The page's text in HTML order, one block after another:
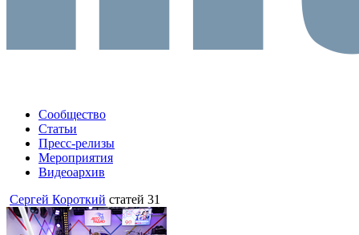
Сообщество
Статьи
Пресс-релизы
Мероприятия
Видеоархив
Сергей Короткий статей 31